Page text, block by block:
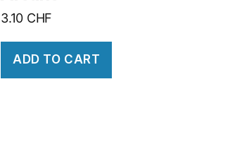
3.10 CHF
ADD TO CART